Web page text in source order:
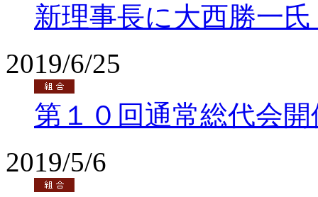
新理事長に大西勝一
2019/6/25
第１０回通常総代会開
2019/5/6